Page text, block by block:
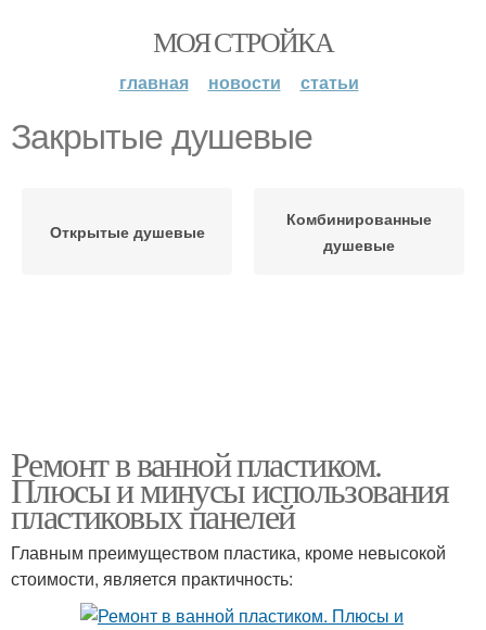
МОЯ СТРОЙКА
главная новости статьи
Закрытые душевые
Открытые душевые
Комбинированные
душевые
Ремонт в ванной пластиком.
Плюсы и минусы использования
пластиковых панелей
Главным преимуществом пластика, кроме невысокой
стоимости, является практичность: